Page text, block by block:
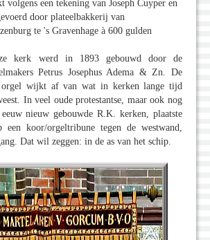
volgens een tekening van Joseph Cuyper en
door plateelbakkerij van
te 's Gravenhage à 600 gulden
kerk werd in 1893 gebouwd door de
Petrus Josephus Adema & Zn. De
orgel wijkt af van wat in kerken lange tijd
In veel oude protestantse, maar ook nog
nieuw gebouwde R.K. kerken, plaatste
koor/orgeltribune tegen de westwand,
Dat wil zeggen: in de as van het schip.